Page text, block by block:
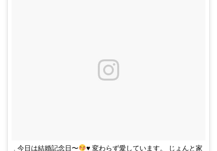
. 今日は結婚記念日〜 ♥️変わらず愛しています。 じょんと家